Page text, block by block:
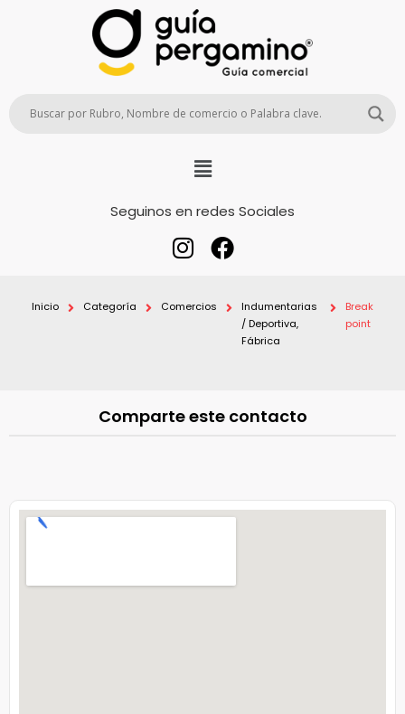
Seguinos en redes Sociales
Inicio Categoría Comercios
Indumentarias
/ Deportiva,
Fábrica
Break
point
Comparte este contacto